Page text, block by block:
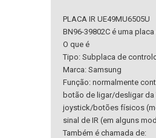
PLACA IR UE49MU6505U
BN96-39802C é uma
O que é
Tipo: Subplaca de
Marca: Samsung
Função: normalmente
botão de ligar/desligar da
joystick/botões físicos
sinal de IR (em alguns
Também é chamada de: